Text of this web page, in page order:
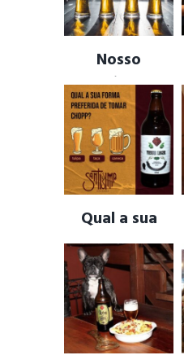
Nosso
ambiente,
inspirado em
Pubs Europeus
…
PUB ALEMAO ,PUB
BELGA,PUB INGLES
Qual a sua
forma
preferida de
tomar um
CHOPP ?
AMIZADES,BEBER
CERVEJA,CERVEJA